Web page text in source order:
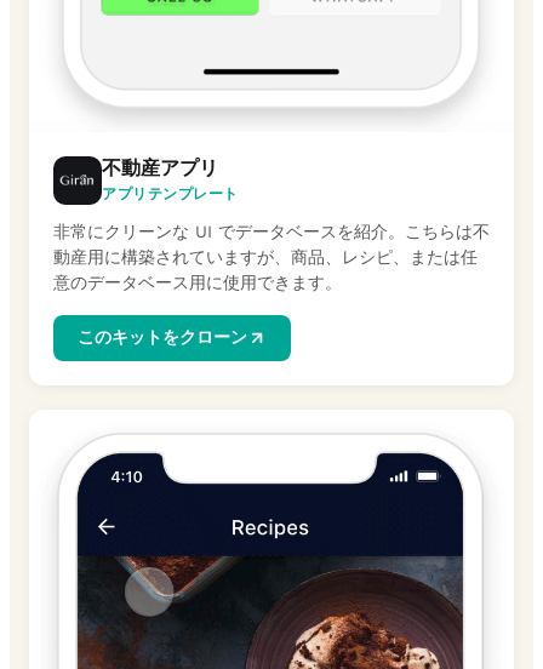
不動産アプリ
アプリテンプレート
非常にクリーンな UI でデータベースを紹介。こちらは不
動産用に構築されていますが、商品、レシピ、または任
意のデータベース用に使用できます。
このキットをクローン